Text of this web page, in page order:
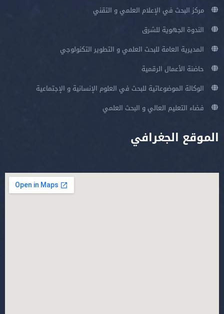
مركز البحث في الإعلام العلمي و التقني
الندوة الجهوية للشرق
المديرية العامة للبحث العلمي و التطوير التكنولوجي
حاضنة الأعمال الرقمية
الوكالة الموضوعاتية للبحث في العلوم الإنسانية و الإجتماعية
فضاء التعليم العالي و البحث العلمي
الموقع الجغرافي